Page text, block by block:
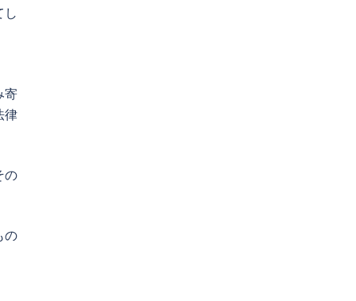
し
寄
律
の
の